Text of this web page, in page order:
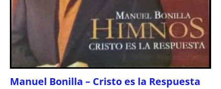
Manuel Bonilla – Cristo es la Respuesta